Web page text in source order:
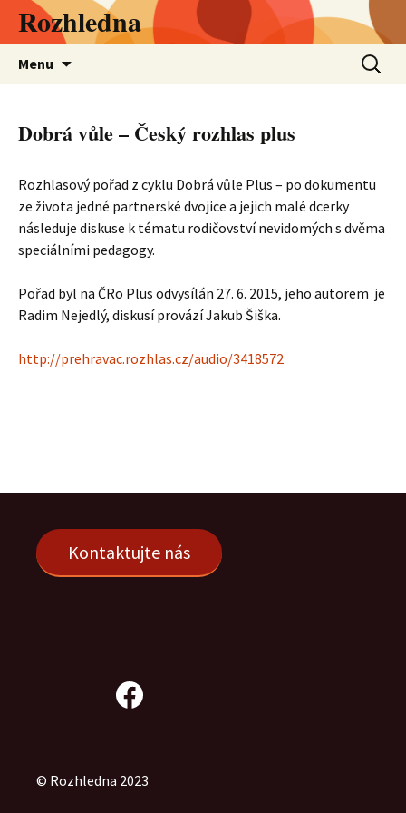
PřejítRozhledna
Menu
Dobrá vůle – Český rozhlas plus
Rozhlasový pořad z cyklu Dobrá vůle Plus – po dokumentu
ze života jedné partnerské dvojice a jejich malé dcerky
následuje diskuse k tématu rodičovství nevidomých s dvěma
speciálními pedagogy.
Pořad byl na ČRo Plus odvysílán 27. 6. 2015, jeho autorem je
Radim Nejedlý, diskusí provází Jakub Šiška.
http://prehravac.rozhlas.cz/audio/3418572
Kontaktujte nás
Facebook Rozhledny
­© Rozhledna 2023